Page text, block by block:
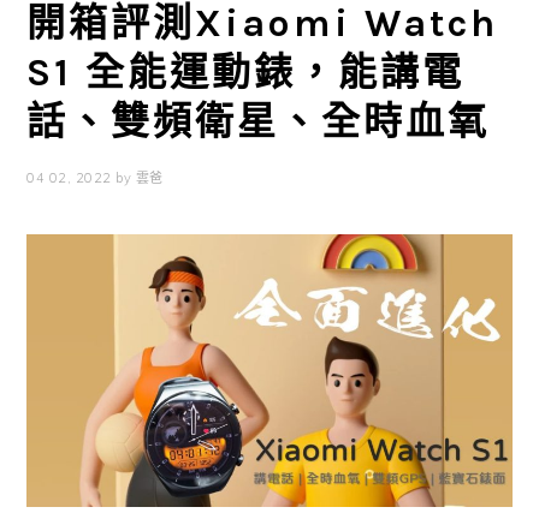
開箱評測Xiaomi Watch
S1 全能運動錶，能講電
話、雙頻衛星、全時血氧
04 02, 2022 by 雲爸